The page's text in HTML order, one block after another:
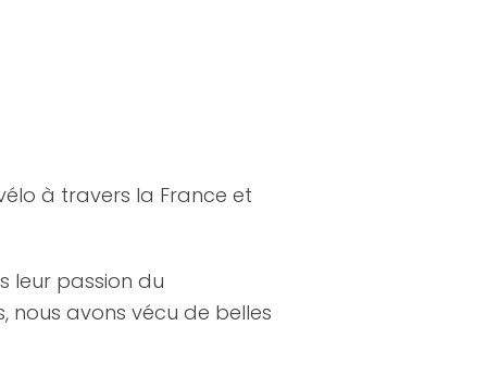
à travers la France et
leur passion du
avons vécu de belles